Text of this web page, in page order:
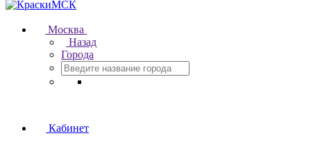
Москва
Назад
Города
Кабинет